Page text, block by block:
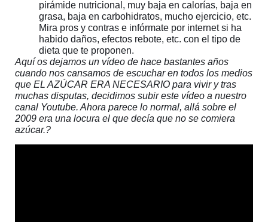
pirámide nutricional, muy baja en calorías, baja en
grasa, baja en carbohidratos, mucho ejercicio, etc.
Mira pros y contras e infórmate por internet si ha
habido daños, efectos rebote, etc. con el tipo de
dieta que te proponen.
Aquí os dejamos un vídeo de hace bastantes años
cuando nos cansamos de escuchar en todos los medios
que EL AZÚCAR ERA NECESARIO para vivir y tras
muchas disputas, decidimos subir este vídeo a nuestro
canal Youtube. Ahora parece lo normal, allá sobre el
2009 era una locura el que decía que no se comiera
azúcar.?